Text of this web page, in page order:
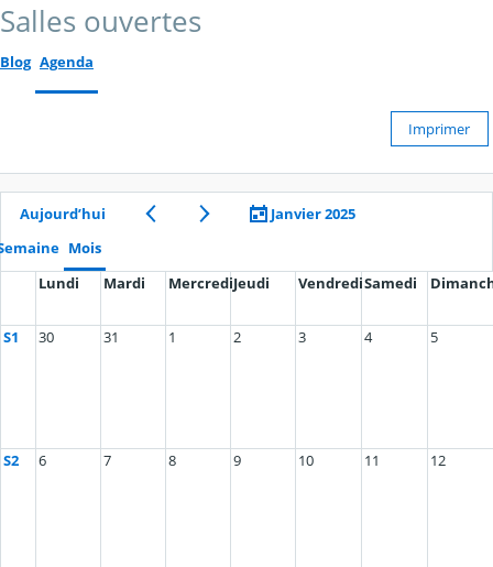
Salles ouvertes
Blog Agenda
Imprimer
Aujourd’hui
Janvier 2025
Mois
Lundi
Mardi MercrediJeudi VendrediSamedi
S1 30 31 1 2 3 4 5
S2 6 7 8 9 10 11 12